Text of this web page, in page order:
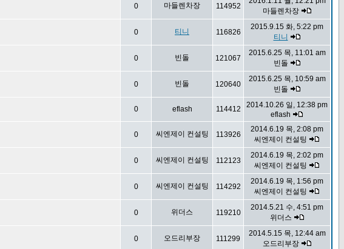
0 마들렌차장 114952
마들렌차장
0 티니 116826
2015.9.15 화, 5:22 pm
티니
0 빈돌 121067
2015.6.25 목, 11:01 am
빈돌
0 빈돌 120640
2015.6.25 목, 10:59 am
빈돌
0 eflash 114412
2014.10.26 일, 12:38 pm
eflash
0 씨엔제이 컨설팅 113926
2014.6.19 목, 2:08 pm
씨엔제이 컨설팅
0 씨엔제이 컨설팅 112123
2014.6.19 목, 2:02 pm
씨엔제이 컨설팅
0 씨엔제이 컨설팅 114292
2014.6.19 목, 1:56 pm
씨엔제이 컨설팅
0 위더스 119210
2014.5.21 수, 4:51 pm
위더스
0 오드리부장 111299
2014.5.15 목, 12:44 am
오드리부장